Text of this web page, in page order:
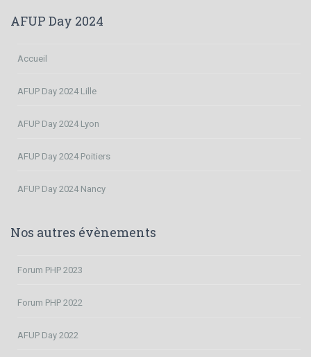
AFUP Day 2024
Accueil
AFUP Day 2024 Lille
AFUP Day 2024 Lyon
AFUP Day 2024 Poitiers
AFUP Day 2024 Nancy
Nos autres évènements
Forum PHP 2023
Forum PHP 2022
AFUP Day 2022